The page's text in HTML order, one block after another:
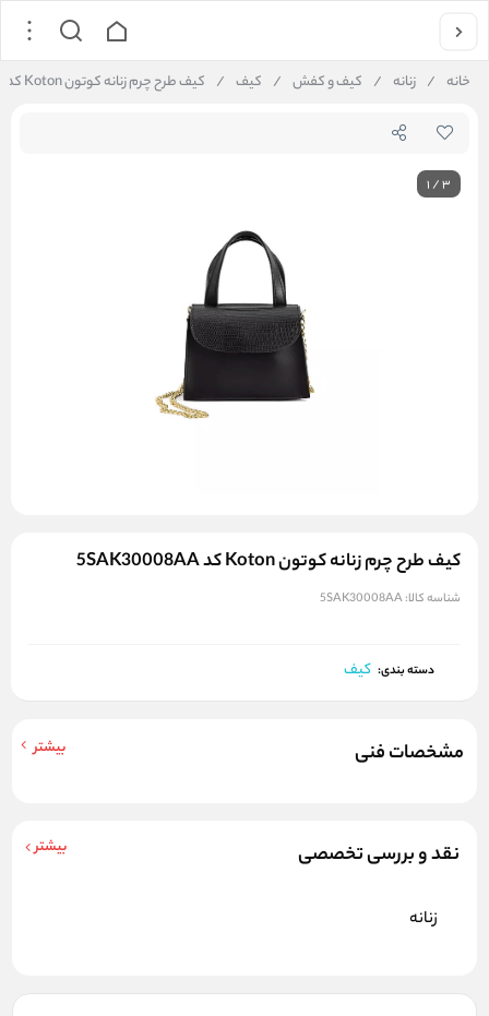
خانه / زنانه / کیف و کفش / کیف / کیف طرح چرم زنانه کوتون Koton کد 5SAK30008AA
1/3
کیف طرح چرم زنانه کوتون Koton کد 5SAK30008AA
شناسه کالا:5SAK30008AA
دسته بندی: کیف
مشخصات فنی بیشتر
نقد و بررسی تخصصی بیشتر
زنانه